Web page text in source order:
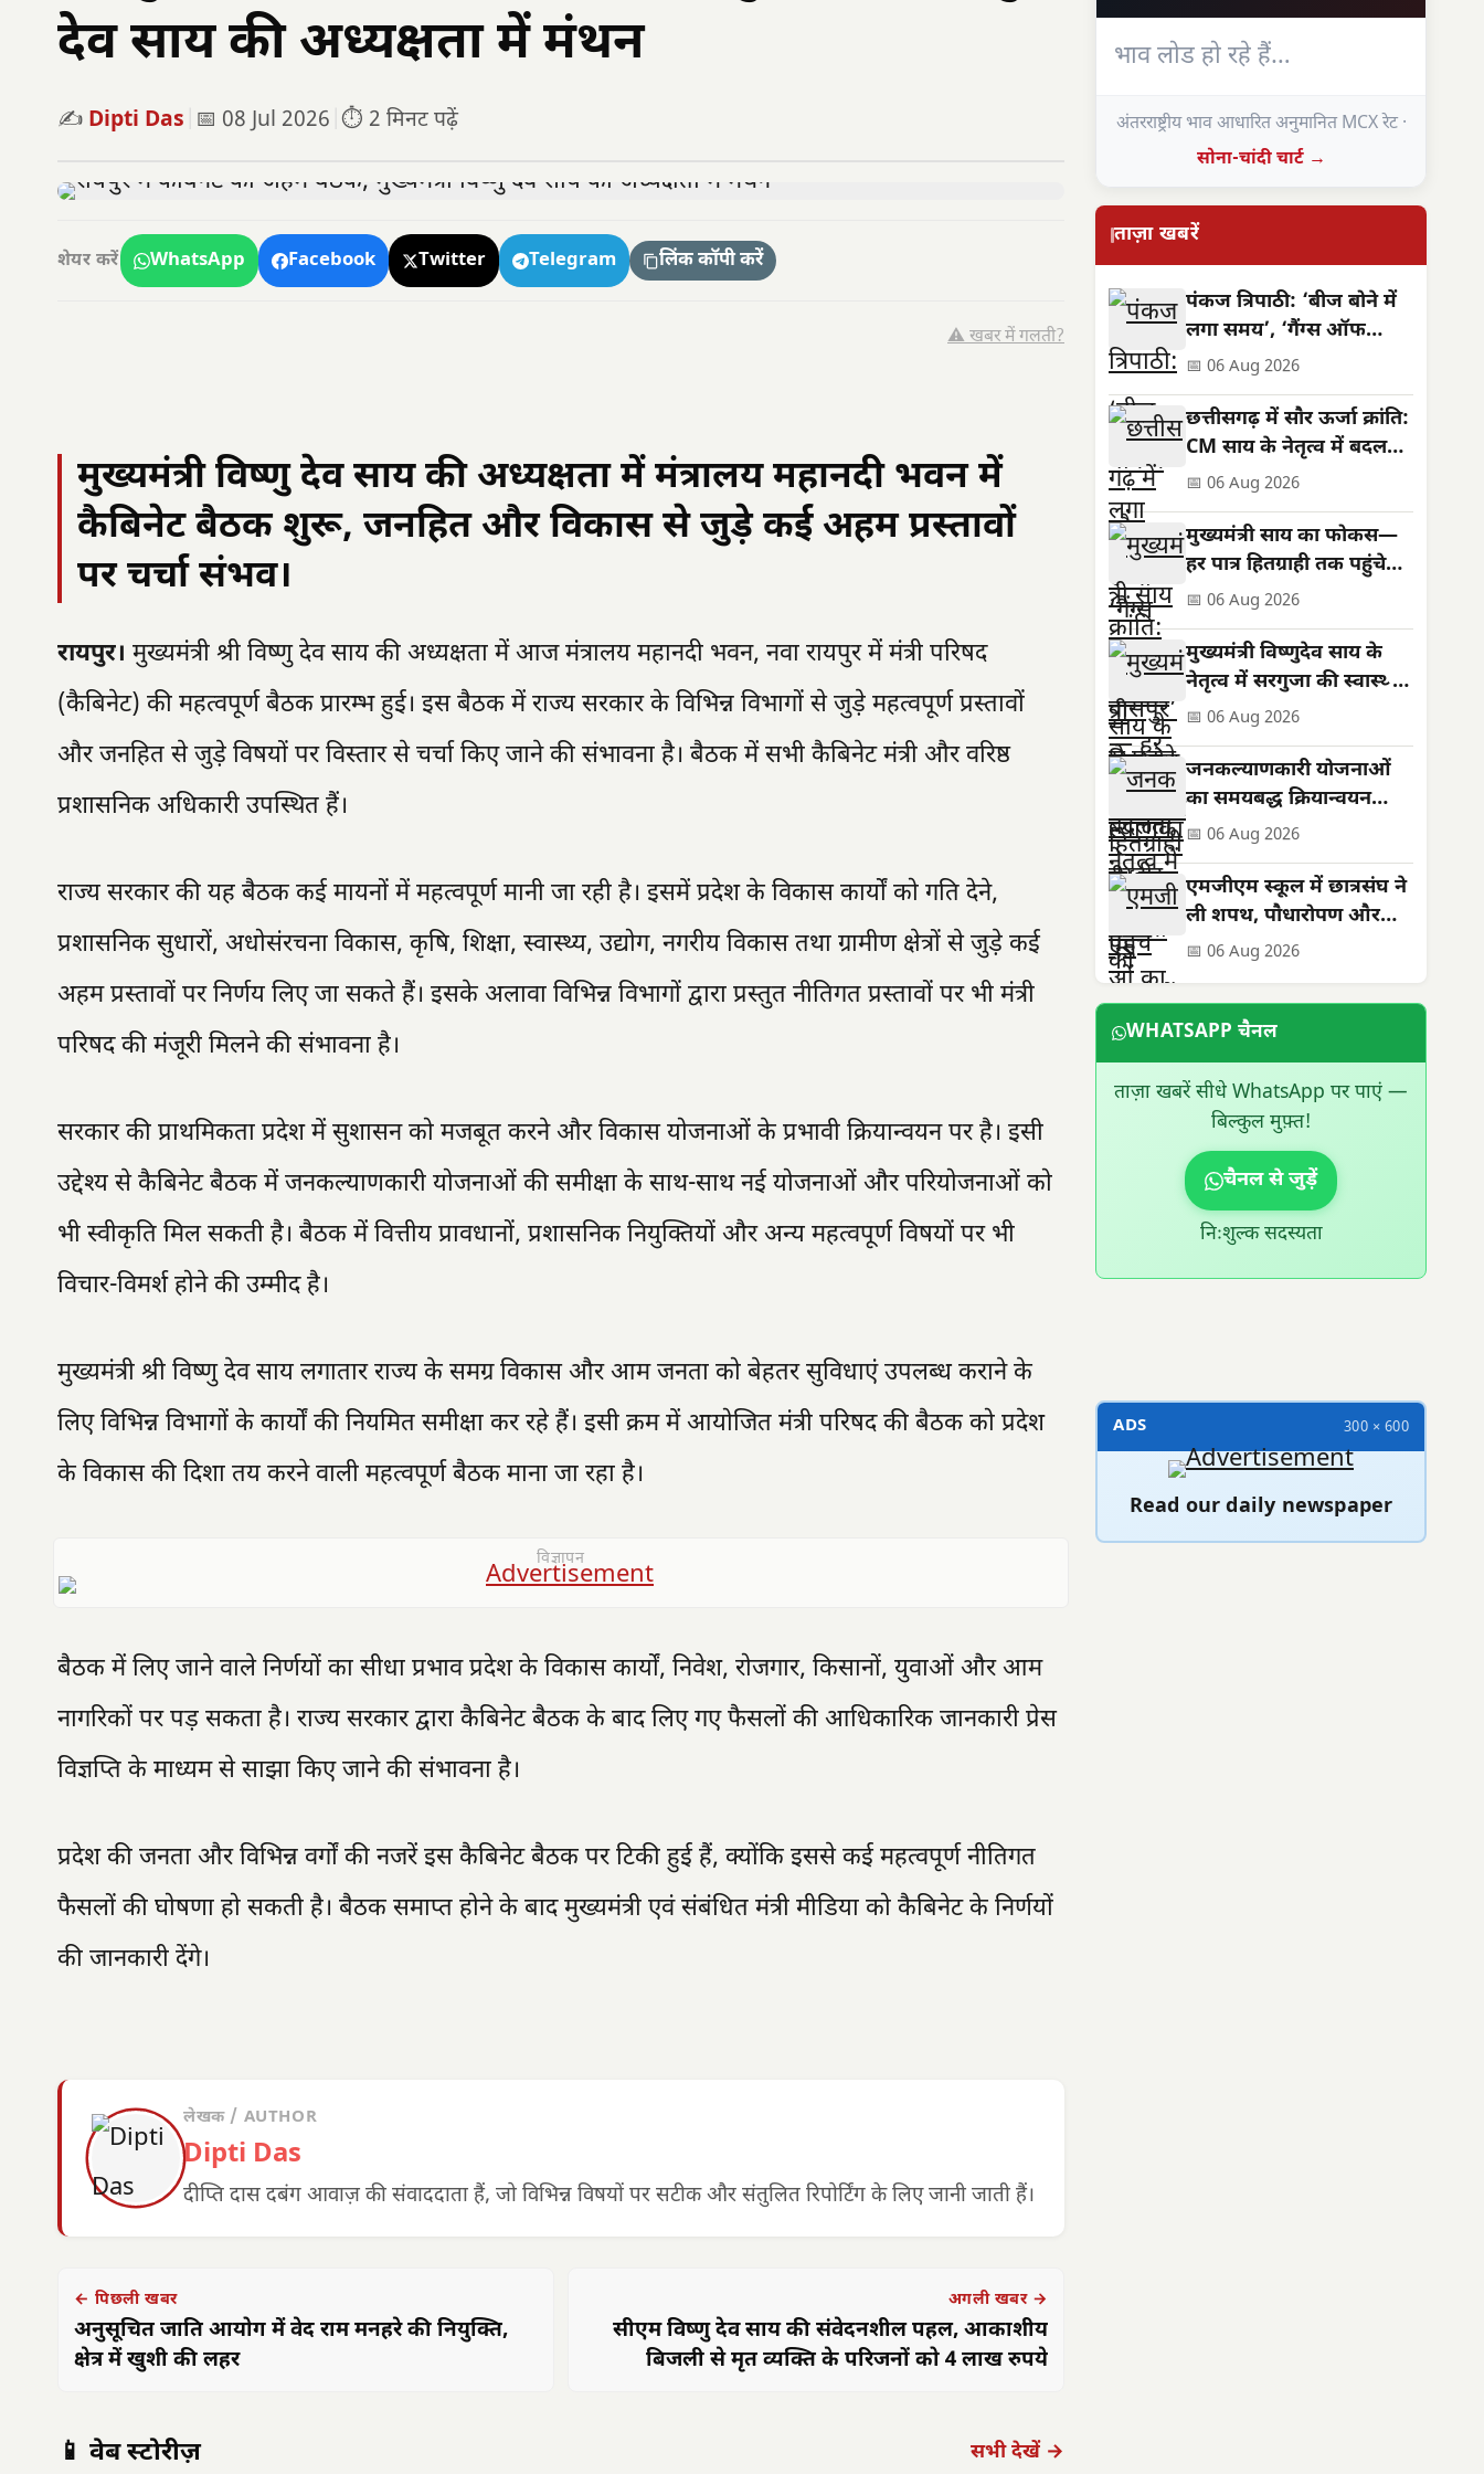
देव साय की अध्यक्षता में मंथन
✍️ Dipti Das 📅 08 Jul 2026 ⏱️ 2 मिनट पढ़ें
शेयर करें WhatsApp Facebook Twitter Telegram लिंक कॉपी करें
⚠️ खबर में गलती?
मुख्यमंत्री विष्णु देव साय की अध्यक्षता में मंत्रालय महानदी भवन में
कैबिनेट बैठक शुरू, जनहित और विकास से जुड़े कई अहम प्रस्तावों
पर चर्चा संभव।
रायपुर। मुख्यमंत्री श्री विष्णु देव साय की अध्यक्षता में आज मंत्रालय महानदी भवन, नवा रायपुर में मंत्री परिषद
(कैबिनेट) की महत्वपूर्ण बैठक प्रारम्भ हुई। इस बैठक में राज्य सरकार के विभिन्न विभागों से जुड़े महत्वपूर्ण प्रस्तावों
और जनहित से जुड़े विषयों पर विस्तार से चर्चा किए जाने की संभावना है। बैठक में सभी कैबिनेट मंत्री और वरिष्ठ
प्रशासनिक अधिकारी उपस्थित हैं।
राज्य सरकार की यह बैठक कई मायनों में महत्वपूर्ण मानी जा रही है। इसमें प्रदेश के विकास कार्यों को गति देने,
प्रशासनिक सुधारों, अधोसंरचना विकास, कृषि, शिक्षा, स्वास्थ्य, उद्योग, नगरीय विकास तथा ग्रामीण क्षेत्रों से जुड़े कई
अहम प्रस्तावों पर निर्णय लिए जा सकते हैं। इसके अलावा विभिन्न विभागों द्वारा प्रस्तुत नीतिगत प्रस्तावों पर भी मंत्री
परिषद की मंजूरी मिलने की संभावना है।
सरकार की प्राथमिकता प्रदेश में सुशासन को मजबूत करने और विकास योजनाओं के प्रभावी क्रियान्वयन पर है। इसी
उद्देश्य से कैबिनेट बैठक में जनकल्याणकारी योजनाओं की समीक्षा के साथ-साथ नई योजनाओं और परियोजनाओं को
भी स्वीकृति मिल सकती है। बैठक में वित्तीय प्रावधानों, प्रशासनिक नियुक्तियों और अन्य महत्वपूर्ण विषयों पर भी
विचार-विमर्श होने की उम्मीद है।
मुख्यमंत्री श्री विष्णु देव साय लगातार राज्य के समग्र विकास और आम जनता को बेहतर सुविधाएं उपलब्ध कराने के
लिए विभिन्न विभागों के कार्यों की नियमित समीक्षा कर रहे हैं। इसी क्रम में आयोजित मंत्री परिषद की बैठक को प्रदेश
के विकास की दिशा तय करने वाली महत्वपूर्ण बैठक माना जा रहा है।
विज्ञापन
बैठक में लिए जाने वाले निर्णयों का सीधा प्रभाव प्रदेश के विकास कार्यों, निवेश, रोजगार, किसानों, युवाओं और आम
नागरिकों पर पड़ सकता है। राज्य सरकार द्वारा कैबिनेट बैठक के बाद लिए गए फैसलों की आधिकारिक जानकारी प्रेस
विज्ञप्ति के माध्यम से साझा किए जाने की संभावना है।
प्रदेश की जनता और विभिन्न वर्गों की नजरें इस कैबिनेट बैठक पर टिकी हुई हैं, क्योंकि इससे कई महत्वपूर्ण नीतिगत
फैसलों की घोषणा हो सकती है। बैठक समाप्त होने के बाद मुख्यमंत्री एवं संबंधित मंत्री मीडिया को कैबिनेट के निर्णयों
की जानकारी देंगे।
लेखक / AUTHOR
Dipti Das
दीप्ति दास दबंग आवाज़ की संवाददाता हैं, जो विभिन्न विषयों पर सटीक और संतुलित रिपोर्टिंग के लिए जानी जाती हैं।
← पिछली खबर
अनुसूचित जाति आयोग में वेद राम मनहरे की नियुक्ति,
क्षेत्र में खुशी की लहर
अगली खबर →
सीएम विष्णु देव साय की संवेदनशील पहल, आकाशीय
बिजली से मृत व्यक्ति के परिजनों को 4 लाख रुपये
📱 वेब स्टोरीज़ सभी देखें →
भाव लोड हो रहे हैं…
अंतरराष्ट्रीय भाव आधारित अनुमानित MCX रेट ·
सोना-चांदी चार्ट →
ताज़ा खबरें
पंकज त्रिपाठी: ‘बीज बोने में
लगा समय’, ‘गैंग्स ऑफ
वासेपुर’ से पहले का सफर
📅 06 Aug 2026
छत्तीसगढ़ में सौर ऊर्जा क्रांति:
CM साय के नेतृत्व में बदलती
तस्वीर
📅 06 Aug 2026
मुख्यमंत्री साय का फोकस—
हर पात्र हितग्राही तक पहुंचे
शासन की योजनाओं का लाभ
📅 06 Aug 2026
मुख्यमंत्री विष्णुदेव साय के
नेतृत्व में सरगुजा की स्वास्थ्य
सेवाओं को मिली नई मजबूती
📅 06 Aug 2026
जनकल्याणकारी योजनाओं
का समयबद्ध क्रियान्वयन
सुनिश्चित करें : मुख्यमंत्री
विष्णुदेव साय
📅 06 Aug 2026
एमजीएम स्कूल में छात्रसंघ ने
ली शपथ, पौधारोपण और
सड़क सुरक्षा का दिया संदेश
📅 06 Aug 2026
WHATSAPP चैनल
ताज़ा खबरें सीधे WhatsApp पर पाएं —
बिल्कुल मुफ़्त!
चैनल से जुड़ें
निःशुल्क सदस्यता
ADS 300 × 600
Read our daily newspaper